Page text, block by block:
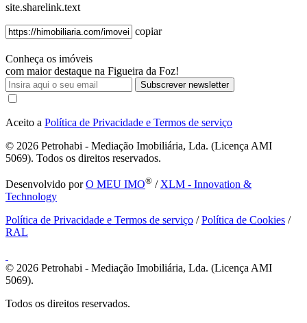
site.sharelink.text
copiar
Conheça os imóveis
com maior destaque na Figueira da Foz!
Subscrever newsletter
Aceito a Política de Privacidade e Termos de serviço
© 2026 Petrohabi - Mediação Imobiliária, Lda. (Licença AMI
5069). Todos os direitos reservados.
Desenvolvido porO MEU IMO® / XLM - Innovation &
Technology
Política de Privacidade e Termos de serviço /Política de Cookies /
RAL
© 2026 Petrohabi - Mediação Imobiliária, Lda. (Licença AMI
5069).
Todos os direitos reservados.